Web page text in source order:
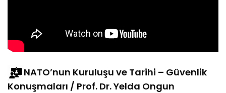
NATO’nun Kuruluşu ve Tarihi – Güvenlik
Konuşmaları / Prof. Dr. Yelda Ongun